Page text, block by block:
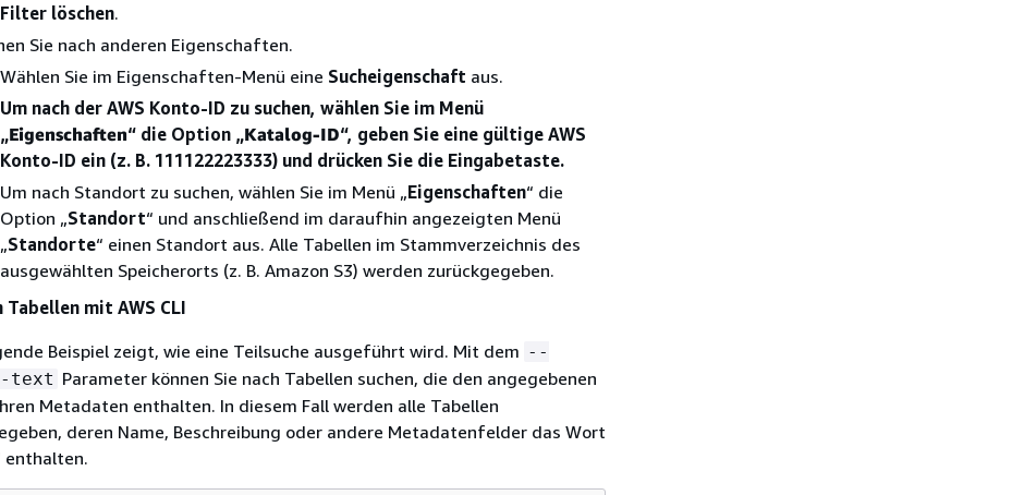
Filter löschen.
Sie nach anderen Eigenschaften.
Wählen Sie im Eigenschaften-Menü eine Sucheigenschaft aus.
Um nach der AWS Konto-ID zu suchen, wählen Sie im Menü
„Eigenschaften“ die Option „Katalog-ID“, geben Sie eine gültige AWS
Konto-ID ein (z. B. 111122223333) und drücken Sie die Eingabetaste.
Um nach Standort zu suchen, wählen Sie im Menü „Eigenschaften“ die
Option „Standort“ und anschließend im daraufhin angezeigten Menü
„Standorte“ einen Standort aus. Alle Tabellen im Stammverzeichnis des
ausgewählten Speicherorts (z. B. Amazon S3) werden zurückgegeben.
Tabellen mit AWS CLI
Beispiel zeigt, wie eine Teilsuche ausgeführt wird. Mit dem --
text Parameter können Sie nach Tabellen suchen, die den angegebenen
Metadaten enthalten. In diesem Fall werden alle Tabellen
deren Name, Beschreibung oder andere Metadatenfelder das Wort
enthalten.